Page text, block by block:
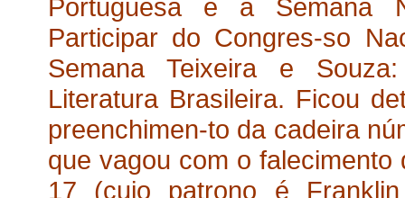
Portuguesa e a Semana
Participar do Congres-so
Semana Teixeira e
Literatura Brasileira. Ficou
preenchimen-to da cadeira
que vagou com o
17 (cujo patrono é